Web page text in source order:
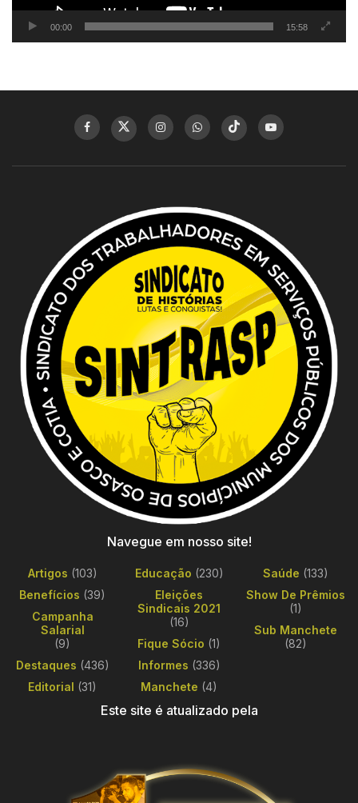
00:00 15:58
Navegue em nosso site!
Artigos (103)
Benefícios (39)
Campanha
Salarial
(9)
Destaques (436)
Editorial (31)
Educação (230)
Eleições
Sindicais 2021
(16)
Fique Sócio (1)
Informes (336)
Manchete (4)
Saúde (133)
Show De Prêmios
(1)
Sub Manchete
(82)
Este site é atualizado pela